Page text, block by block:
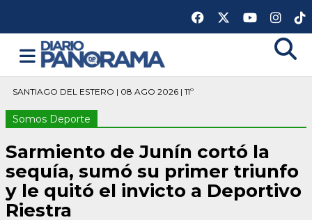
SANTIAGO DEL ESTERO | 08 AGO 2026 | 11º
Somos Deporte
Sarmiento de Junín cortó la
sequía, sumó su primer triunfo
y le quitó el invicto a Deportivo
Riestra